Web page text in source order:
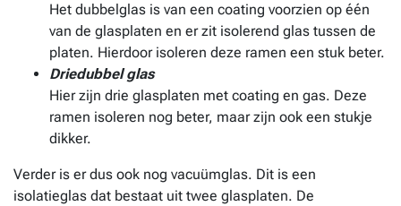
Het dubbelglas is van een coating voorzien op één
van de glasplaten en er zit isolerend glas tussen de
platen. Hierdoor isoleren deze ramen een stuk beter.
Driedubbel glas
Hier zijn drie glasplaten met coating en gas. Deze
ramen isoleren nog beter, maar zijn ook een stukje
dikker.
Verder is er dus ook nog vacuümglas. Dit is een
isolatieglas dat bestaat uit twee glasplaten. De